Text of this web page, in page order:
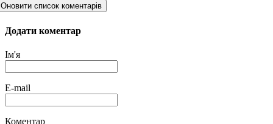
Оновити список коментарів
Додати коментар
Ім'я
E-mail
Коментар